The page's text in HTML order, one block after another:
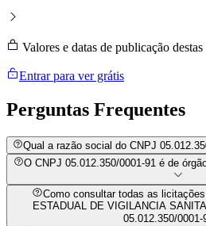
Valores e datas de publicação
Entrar para ver grátis
Perguntas Frequentes
Qual a razão social do CNPJ
O CNPJ 05.012.350/0001-91 é de
Como consultar todas as
ESTADUAL DE VIGILANCIA
05.012.350/0001-